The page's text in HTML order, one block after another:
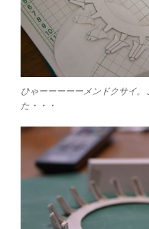
ひゃーーーーーメンドクサイ
た・・・